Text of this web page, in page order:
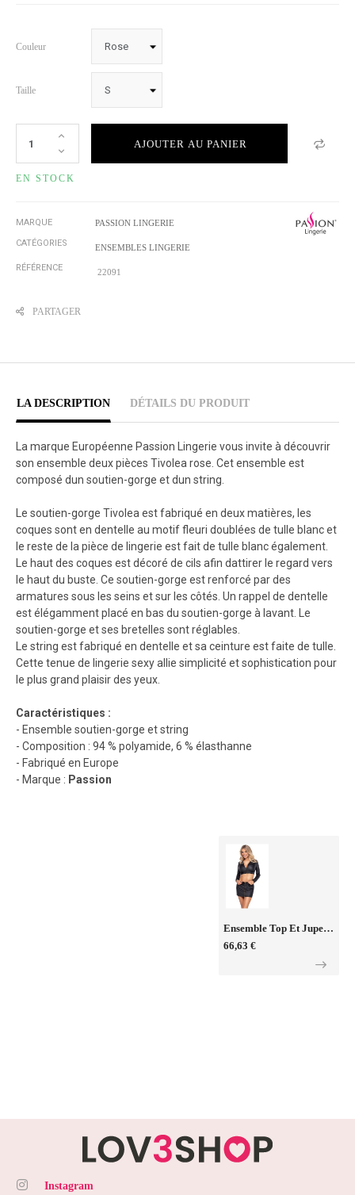
Couleur
Taille
AJOUTER AU PANIER
EN STOCK
MARQUE PASSION LINGERIE
CATÉGORIES ENSEMBLES LINGERIE
RÉFÉRENCE 22091
PARTAGER
LA DESCRIPTION DÉTAILS DU PRODUIT
La marque Européenne Passion Lingerie vous invite à découvrir
son ensemble deux pièces Tivolea rose. Cet ensemble est
composé dun soutien-gorge et dun string.
Le soutien-gorge Tivolea est fabriqué en deux matières, les
coques sont en dentelle au motif fleuri doublées de tulle blanc et
le reste de la pièce de lingerie est fait de tulle blanc également.
Le haut des coques est décoré de cils afin dattirer le regard vers
le haut du buste. Ce soutien-gorge est renforcé par des
armatures sous les seins et sur les côtés. Un rappel de dentelle
est élégamment placé en bas du soutien-gorge à lavant. Le
soutien-gorge et ses bretelles sont réglables.
Le string est fabriqué en dentelle et sa ceinture est faite de tulle.
Cette tenue de lingerie sexy allie simplicité et sophistication pour
le plus grand plaisir des yeux.
Caractéristiques :
- Ensemble soutien-gorge et string
- Composition : 94 % polyamide, 6 % élasthanne
- Fabriqué en Europe
- Marque : Passion
Ensemble Top Et Jupe Courte Noir - Cottelli PARTY
66,63 €
Instagram